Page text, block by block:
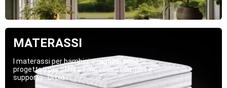
MATERASSI
I materassi per bambini e ragazzi sono
progettati per offrire il massimo comfort e
supporto...Di più